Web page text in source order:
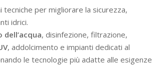
per migliorare la sicurezza,
idrici.
, disinfezione, filtrazione,
, addolcimento e impianti dedicati al
le tecnologie più adatte alle esigenze